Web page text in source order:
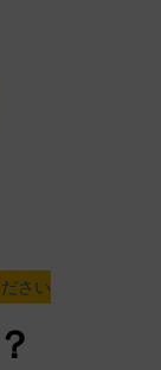
さい